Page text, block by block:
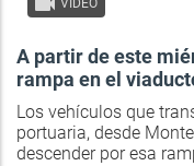
VIDEO
A partir de este
rampa en el
Los vehículos que
portuaria, desde
descender por esa